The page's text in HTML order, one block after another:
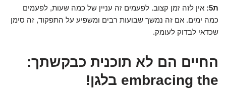
ת5:
אין לזה זמן קצוב. לפעמים זה עניין של כמה שעות, לפעמים
כמה ימים. אם זה נמשך שבועות רבים ומשפיע על התפקוד, זה סימן
שכדאי לבדוק לעומק.
החיים הם לא תוכנית כבקשתך:
embracing the בלגן!